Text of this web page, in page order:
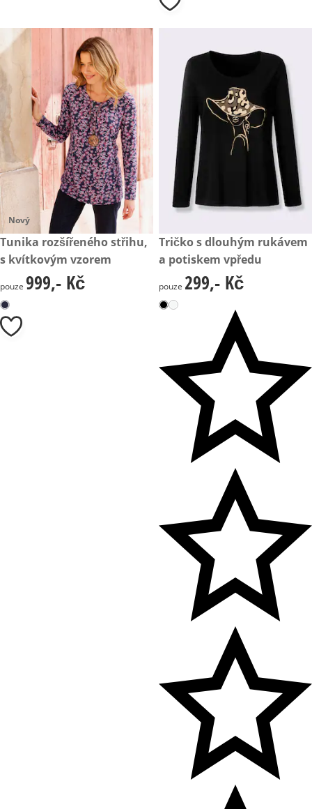
Nový
999,- Kč
Tunika rozšířeného střihu,
s kvítkovým vzorem
999,- Kč
pouze 999,- Kč
299,- Kč
Tričko s dlouhým rukávem
a potiskem vpředu
299,- Kč
pouze 299,- Kč